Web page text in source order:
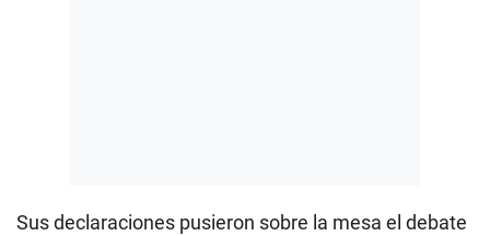
Sus declaraciones pusieron sobre la mesa el debate